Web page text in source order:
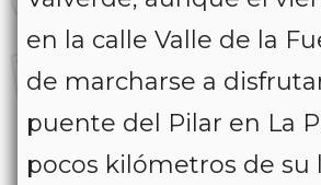
en la calle Valle de la
de marcharse a
puente del Pilar en La
pocos kilómetros de su